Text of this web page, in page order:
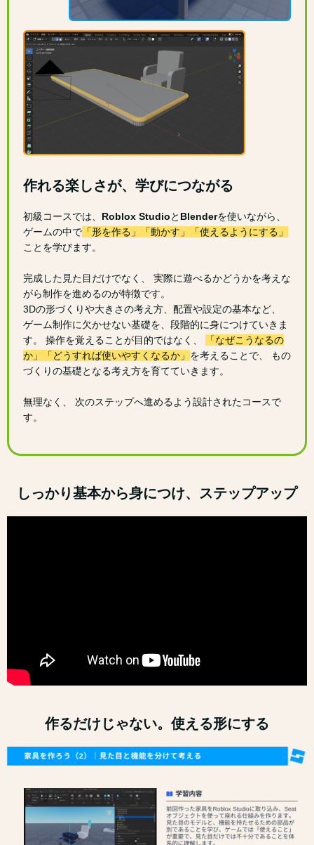
作れる楽しさが、学びにつながる
初級コースでは、 Roblox Studioと Blenderを使いながら、
ゲームの中で 「形を作る」「動かす」「使えるようにする」
ことを学びます。
完成した見た目だけでなく、 実際に遊べるかどうかを考えな
がら制作を進めるのが特徴です。
3Dの形づくりや大きさの考え方、配置や設定の基本など、
ゲーム制作に欠かせない基礎を、段階的に身につけていきま
す。 操作を覚えることが目的ではなく、
「なぜこうなるの
か」「どうすれば使いやすくなるか」 を考えることで、 もの
づくりの基礎となる考え方を育てていきます。
無理なく、 次のステップへ進めるよう設計されたコースで
す。
しっかり基本から身につけ、ステップアップ
作るだけじゃない。使える形にする